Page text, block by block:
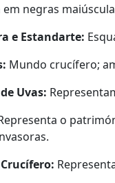
negras
e Estandarte:
Mundo crucífero;
Uvas:
o